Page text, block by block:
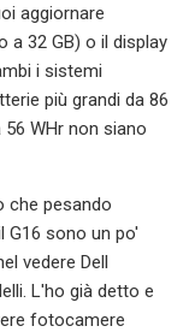
aggiornare
a 32 GB) o il display
i sistemi
più grandi da 86
WHr non siano
che pesando
G16 sono un po'
vedere Dell
L'ho già detto e
fotocamere